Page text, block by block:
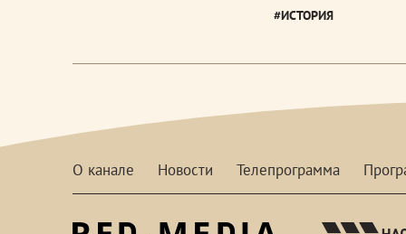
#ИСТОРИЯ
О канале Новости Телепрограмма